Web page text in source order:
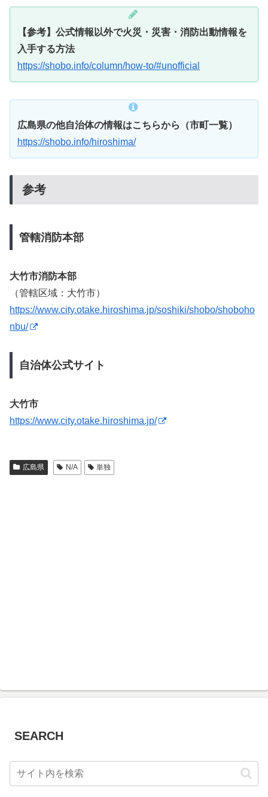
【参考】公式情報以外で火災・災害・消防出動情報を
入手する方法
https://shobo.info/column/how-to/#unofficial
広島県の他自治体の情報はこちらから（市町一覧）
https://shobo.info/hiroshima/
参考
管轄消防本部
大竹市消防本部
（管轄区域：大竹市）
https://www.city.otake.hiroshima.jp/soshiki/shobo/shoboho
nbu/
自治体公式サイト
大竹市
https://www.city.otake.hiroshima.jp/
広島県 N/A 単独
SEARCH